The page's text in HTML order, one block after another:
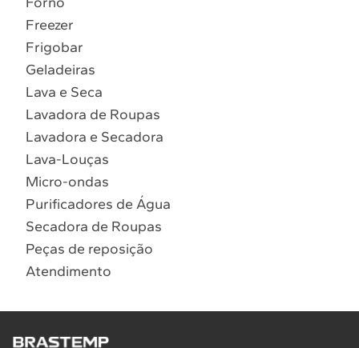
Localizar assistência técnica
Freezer
Frigobar
Geladeiras
Lava e Seca
Lavadora de Roupas
Lavadora e Secadora
Lava-Louças
Micro-ondas
Purificadores de Água
Secadora de Roupas
Peças de reposição
Atendimento